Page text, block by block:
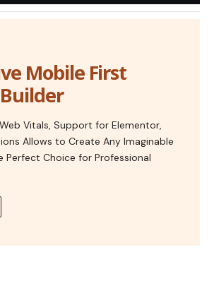
Mobile First
Vitals, Support for Elementor,
Allows to Create Any Imaginable
Perfect Choice for Professional